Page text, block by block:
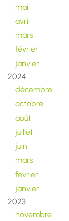
mai
avril
mars
février
janvier
2024
décembre
octobre
août
juillet
juin
mars
février
janvier
2023
novembre